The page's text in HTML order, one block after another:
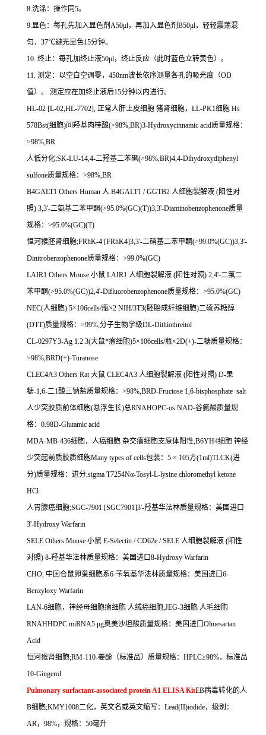
8.洗涤：操作同 5。
9.显色：每孔先加入显色剂 A50μl，再加入显色剂 B50μl，轻轻震荡混
匀， 37℃避光显色15分钟。
10. 终止：每孔加终止液50μl，终止反应（此时蓝色立转黄色）。
11. 测定：以空白空调零， 450nm波长依序测量各孔的吸光度（OD
值）。
测定应在加终止液后15分钟以内进行。
HL-02 [L-02,HL-7702], 正常人肝上皮细胞 猪肾细胞， LL-PK1细胞 Hs
578Bst(细胞)间羟基肉桂酸(>98%,BR)3-Hydroxycinnamic acid质量规格：
>98%,BR
人低分化;SK-LU-14,4-二羟基二苯砜(>98%,BR)4,4-Dihydroxydiphenyl
sulfone质量规格： >98%,BR
B4GALT1 Others Human 人 B4GALT1 / GGTB2 人细胞裂解液 (阳性对
照) 3,3'-二氨基二苯甲酮(>95.0%(GC)(T))3,3'-Diaminobenzophenone质量
规格： >95.0%(GC)(T)
恒河猴胚肾细胞;FRhK-4 [FRhK4]3,3'-二硝基二苯甲酮(>99.0%(GC))3,3'-
Dinitrobenzophenone质量规格： >99.0%(GC)
LAIR1 Others Mouse 小鼠 LAIR1 人细胞裂解液 (阳性对照) 2,4'-二氟二
苯甲酮(>95.0%(GC))2,4'-Difluorobenzophenone质量规格： >95.0%(GC)
NEC(人细胞) 5×106cells/瓶×2 NIH/3T3(胚胎成纤维细胞)二硫苏糖醇
(DTT)质量规格： >99%,分子生物学级DL-Dithiothreitol
CL-0297Y3-Ag 1.2.3(大鼠*瘤细胞)5×106cells/瓶×2D(+)-二糖质量规格：
>98%,BRD(+)-Turanose
CLEC4A3 Others Rat大鼠 CLEC4A3 人细胞裂解液 (阳性对照) D-果
糖-1,6-二1酸三钠盐质量规格： >98%,BRD-Fructose 1,6-bisphosphate salt
人少突胶质前体细胞(悬浮生长)总RNAHOPC-os NAD-谷氨酸质量规
格： 0.98D-Glutamic acid
MDA-MB-436细胞，人癌细胞 杂交瘤细胞支原体阳性,B6YH4细胞 神经
少突起前质胶质细胞Many types of cells包装： 5 × 105方(1ml)TLCK(进
分)质量规格：进分,sigma T7254Nα-Tosyl-L-lysine chloromethyl ketone
HCl
人胃腺癌细胞;SGC-7901 [SGC7901]3'-羟基华法林质量规格：美国进口
3'-Hydroxy Warfarin
SELE Others Mouse 小鼠 E-Selectin / CD62e / SELE 人细胞裂解液 (阳性
对照) 8-羟基华法林质量规格：美国进口8-Hydroxy Warfarin
CHO, 中国仓鼠卵巢细胞系6-苄氧基华法林质量规格：美国进口6-
Benzyloxy Warfarin
LAN-6细胞，神经母细胞瘤细胞 人绒癌细胞,JEG-3细胞 人毛细胞
RNAHHDPC miRNA5 μg奥美沙坦酸质量规格：美国进口Olmesartan
Acid
恒河猴肾细胞;RM-110-姜酚（标准品）质量规格： HPLC≥98%，标准品
10-Gingerol
Pulmonary surfactant-associated protein A1 ELISA KitEB病毒转化的人
B细胞;KMY1008二化，英文名或英文缩写： Lead(II)iodide，级别：
AR， 98%，规格： 50毫升